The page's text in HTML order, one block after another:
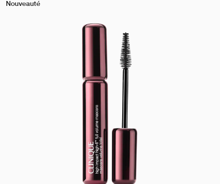
Nouveauté